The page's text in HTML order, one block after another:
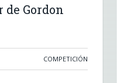
Gordon
COMPETICIÓN